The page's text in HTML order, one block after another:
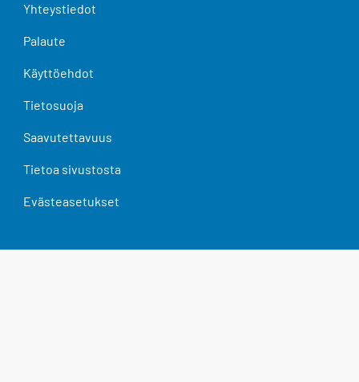
Yhteystiedot
Palaute
Käyttöehdot
Tietosuoja
Saavutettavuus
Tietoa sivustosta
Evästeasetukset